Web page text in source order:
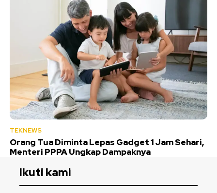
TEKNEWS
Orang Tua Diminta Lepas Gadget 1 Jam Sehari,
Menteri PPPA Ungkap Dampaknya
Ikuti kami